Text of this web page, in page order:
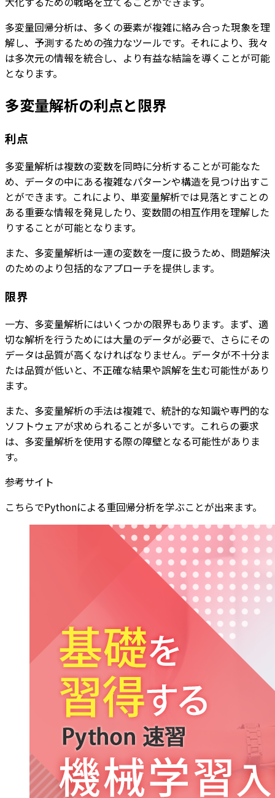
多変量回帰分析は、多くの要素が複雑に絡み合った現象を理
解し、予測するための強力なツールです。それにより、我々
は多次元の情報を統合し、より有益な結論を導くことが可能
となります。
多変量解析の利点と限界
利点
多変量解析は複数の変数を同時に分析することが可能なた
め、データの中にある複雑なパターンや構造を見つけ出すこ
とができます。これにより、単変量解析では見落とすことの
ある重要な情報を発見したり、変数間の相互作用を理解した
りすることが可能となります。
また、多変量解析は一連の変数を一度に扱うため、問題解決
のためのより包括的なアプローチを提供します。
限界
一方、多変量解析にはいくつかの限界もあります。まず、適
切な解析を行うためには大量のデータが必要で、さらにその
データは品質が高くなければなりません。データが不十分ま
たは品質が低いと、不正確な結果や誤解を生む可能性があり
ます。
また、多変量解析の手法は複雑で、統計的な知識や専門的な
ソフトウェアが求められることが多いです。これらの要求
は、多変量解析を使用する際の障壁となる可能性がありま
す。
参考サイト
こちらでPythonによる重回帰分析を学ぶことが出来ます。